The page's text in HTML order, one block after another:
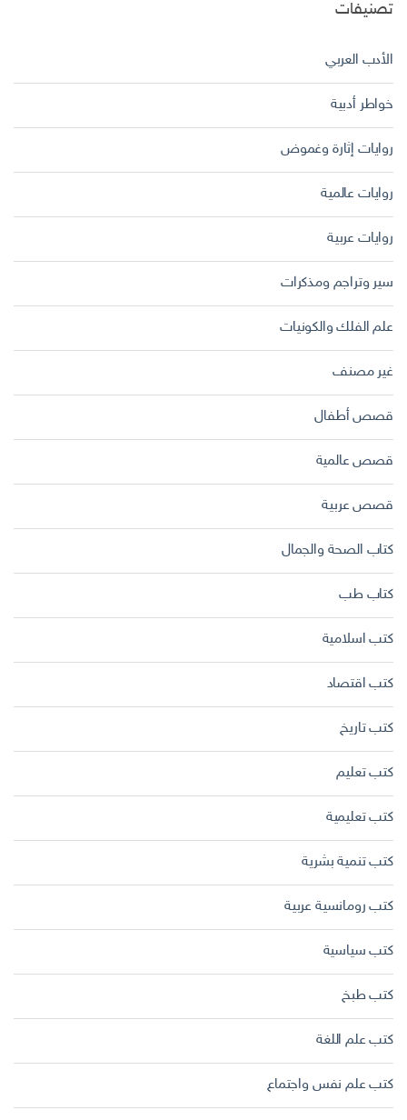
تصنيفات
الأدب العربي
خواطر أدبية
روايات إثارة وغموض
روايات عالمية
روايات عربية
سير وتراجم ومذكرات
علم الفلك والكونيات
غير مصنف
قصص أطفال
قصص عالمية
قصص عربية
كتاب الصحة والجمال
كتاب طب
كتب اسلامية
كتب اقتصاد
كتب تاريخ
كتب تعليم
كتب تعليمية
كتب تنمية بشرية
كتب رومانسية عربية
كتب سياسية
كتب طبخ
كتب علم اللغة
كتب علم نفس واجتماع